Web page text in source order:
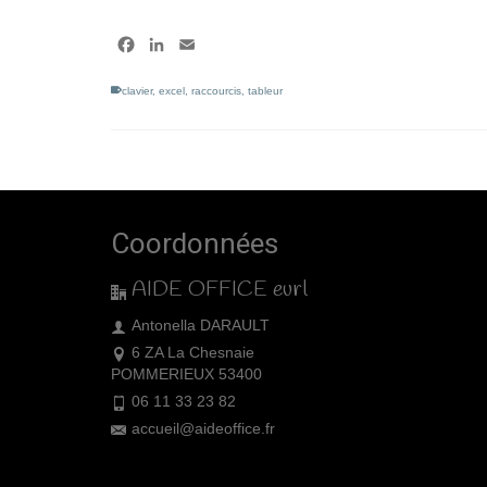
Facebook
LinkedIn
clavier, excel, raccourcis, tableur
Coordonnées
AIDE OFFICE eurl
Antonella DARAULT
6 ZA La Chesnaie
POMMERIEUX 53400
06 11 33 23 82
accueil@aideoffice.fr